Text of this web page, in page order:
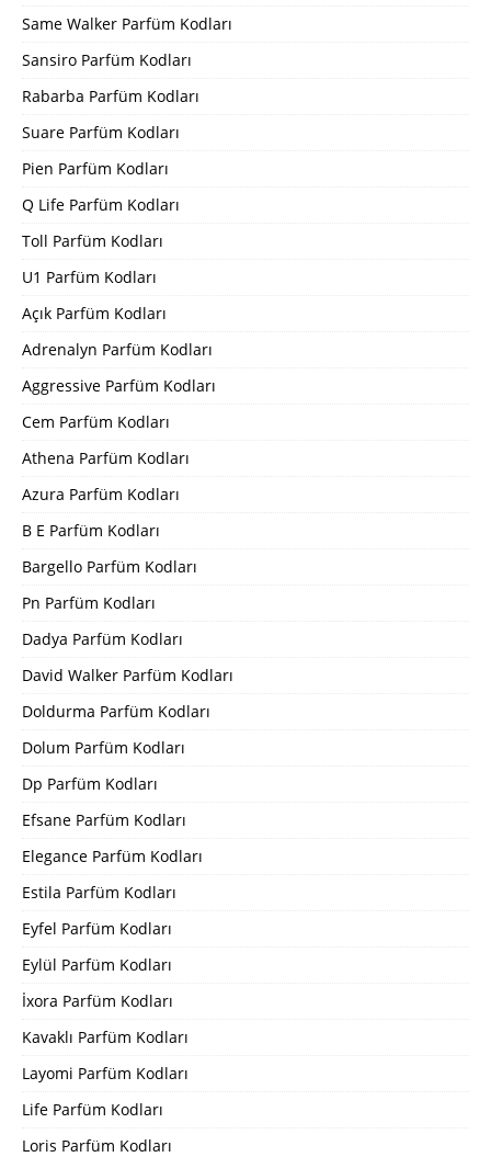
Same Walker Parfüm Kodları
Sansiro Parfüm Kodları
Rabarba Parfüm Kodları
Suare Parfüm Kodları
Pien Parfüm Kodları
Q Life Parfüm Kodları
Toll Parfüm Kodları
U1 Parfüm Kodları
Açık Parfüm Kodları
Adrenalyn Parfüm Kodları
Aggressive Parfüm Kodları
Cem Parfüm Kodları
Athena Parfüm Kodları
Azura Parfüm Kodları
B E Parfüm Kodları
Bargello Parfüm Kodları
Pn Parfüm Kodları
Dadya Parfüm Kodları
David Walker Parfüm Kodları
Doldurma Parfüm Kodları
Dolum Parfüm Kodları
Dp Parfüm Kodları
Efsane Parfüm Kodları
Elegance Parfüm Kodları
Estila Parfüm Kodları
Eyfel Parfüm Kodları
Eylül Parfüm Kodları
İxora Parfüm Kodları
Kavaklı Parfüm Kodları
Layomi Parfüm Kodları
Life Parfüm Kodları
Loris Parfüm Kodları